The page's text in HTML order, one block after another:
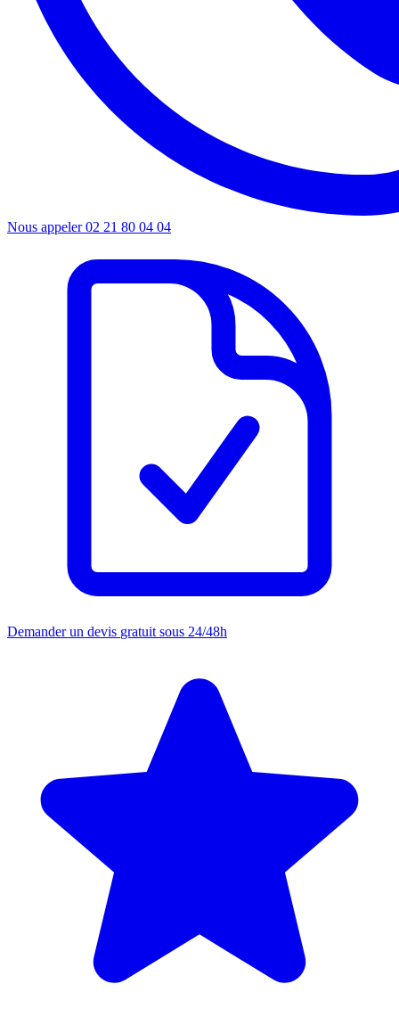
Nous appeler 02 21 80 04 04
Demander un devis gratuit sous 24/48h